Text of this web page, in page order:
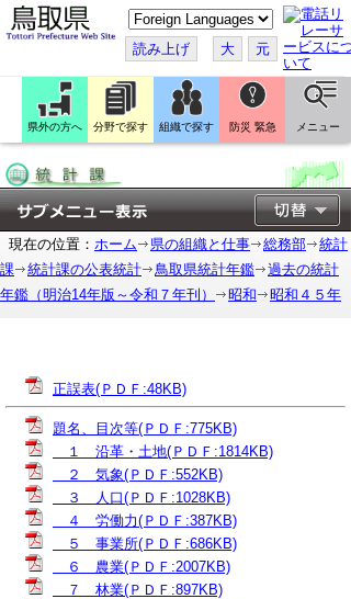
こ
の
ペ
ー
ジ
翻
訳
す
読み上げ 大 元
県外の方へ 分野で探す 組織で探す 防災 緊急 メニュー
現在の位置： ホーム 県の組織と仕事 総務部
統計
課
統計課の公表統計 鳥取県統計年鑑
過去の統計
年鑑（明治14年版～令和７年刊）
昭和 昭和４５年
正誤表(ＰＤＦ:48KB)
題名、目次等(ＰＤＦ:775KB)
１ 沿革・土地(ＰＤＦ:1814KB)
２ 気象(ＰＤＦ:552KB)
３ 人口(ＰＤＦ:1028KB)
４ 労働力(ＰＤＦ:387KB)
５ 事業所(ＰＤＦ:686KB)
６ 農業(ＰＤＦ:2007KB)
７ 林業(ＰＤＦ:897KB)